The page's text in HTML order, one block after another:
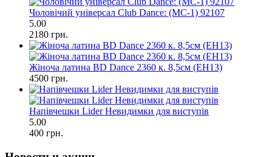
Чоловічий універсал Club Dance: (МС-1) 92107
5.00
2180 грн.
Жіноча латина BD Dance 2360 к. 8,5см (ЕН13)
4500 грн.
Напівчешки Lider Невидимки для виступів
5.00
400 грн.